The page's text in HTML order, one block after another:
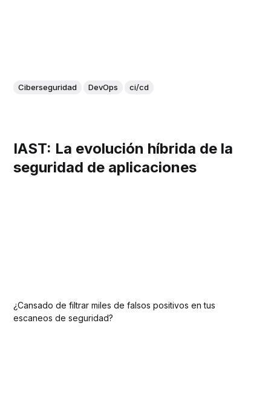
Ciberseguridad DevOps ci/cd
IAST: La evolución híbrida de la
seguridad de aplicaciones
¿Cansado de filtrar miles de falsos positivos en tus
escaneos de seguridad?